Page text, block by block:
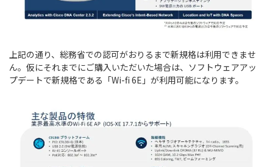
上記の通り、総務省での認可がおりるまで新規格は利用できませ
ん。仮にそれまでにご購入いただいた場合は、ソフトウェアアッ
プデートで新規格である「Wi-fi 6E」が利用可能になります。